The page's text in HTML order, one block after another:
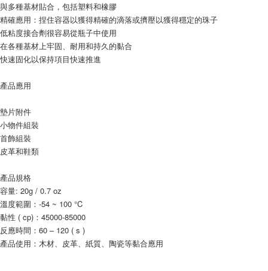
與多種基材貼合，包括塑料和橡膠
精確應用：捏住容器以獲得精確的滴落或擠壓以獲得穩定的珠子
低粘度接合劑很容易從瓶子中使用
在各種基材上牢固、耐用和持久的黏合
快速固化以保持項目快速推進
產品應用
墊片附件
小物件組裝
首飾組裝
皮革和鞋類
產品規格
容量: 20g / 0.7 oz
溫度範圍：-54 ~ 100 °C
黏性 ( cp)：45000-85000
反應時間：60 – 120 ( s )
產品使用：木材、皮革、紙質、陶瓷等黏合應用